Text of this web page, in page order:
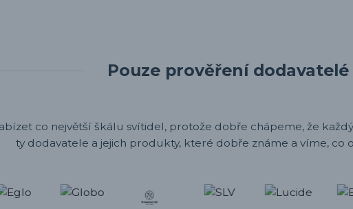
Pouze prověření dodavatelé
co největší škálu svítidel, protože dobře chápeme, že
ty dodavatele a jejich produkty, které dobře známe a víme, co